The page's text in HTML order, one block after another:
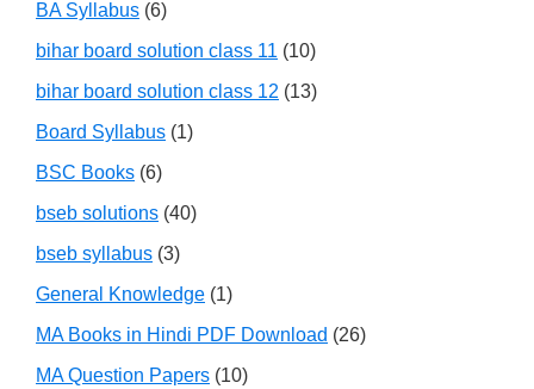
BA Syllabus (6)
bihar board solution class 11 (10)
bihar board solution class 12 (13)
Board Syllabus (1)
BSC Books (6)
bseb solutions (40)
bseb syllabus (3)
General Knowledge (1)
MA Books in Hindi PDF Download (26)
MA Question Papers (10)